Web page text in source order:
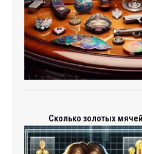
Сколько золотых